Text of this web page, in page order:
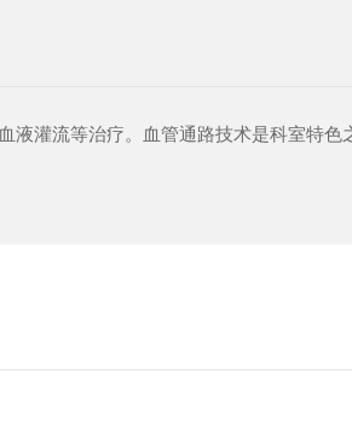
灌流等治疗。血管通路技术是科室特